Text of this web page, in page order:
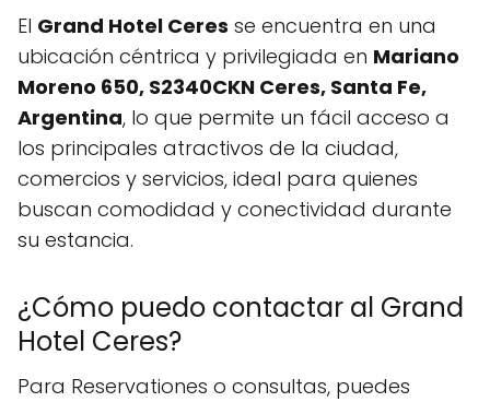
El Grand Hotel Ceres se encuentra en una
ubicación céntrica y privilegiada en Mariano
Moreno 650, S2340CKN Ceres, Santa Fe,
Argentina, lo que permite un fácil acceso a
los principales atractivos de la ciudad,
comercios y servicios, ideal para quienes
buscan comodidad y conectividad durante
su estancia.
¿Cómo puedo contactar al Grand
Hotel Ceres?
Para Reservationes o consultas, puedes